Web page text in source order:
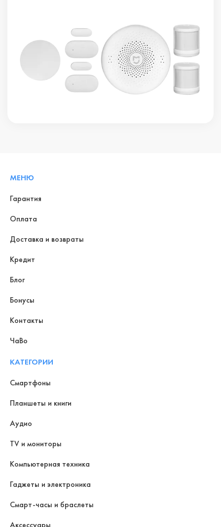
МЕНЮ
Гарантия
Оплата
Доставка и возвраты
Кредит
Блог
Бонусы
Контакты
ЧаВо
КАТЕГОРИИ
Смартфоны
Планшеты и книги
Аудио
TV и мониторы
Компьютерная техника
Гаджеты и электроника
Смарт-часы и браслеты
Аксессуары